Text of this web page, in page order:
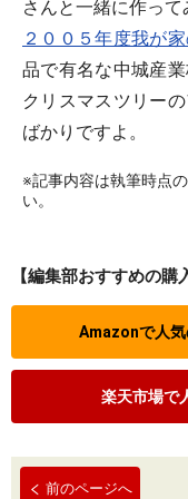
さんと一緒に作って
２００５年度我が
品で有名な中城産
クリスマスツリー
ばかりですよ。
※記事内容は執筆時点
い。
【編集部おすすめの購
Amazonで人気
楽天市場で
前のページへ